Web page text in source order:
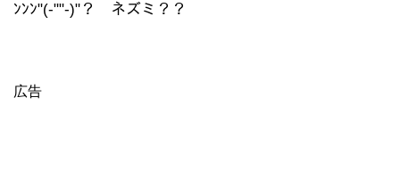
ﾝﾝﾝ"(-""-)"？ ネズミ？？
広告